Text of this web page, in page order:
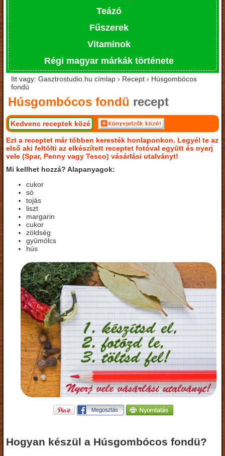
Teázó
Fűszerek
Vitaminok
Régi magyar márkák története
Itt vagy: Gasztrostudio.hu címlap › Recept › Húsgombócos
fondü
Húsgombócos fondü recept
Kedvenc receptek közé
Ezt a receptet már többen keresték honlaponkon. Legyél te az
első aki feltölti az elkészített receptet fotóval együtt és nyerj
vele (Spar, Penny vagy Tesco) vásárlási utalványt!
Mi kellhet hozzá? Alapanyagok:
cukor
só
tojás
liszt
margarin
cukor
zöldség
gyümölcs
hús
Hogyan készül a Húsgombócos fondü?